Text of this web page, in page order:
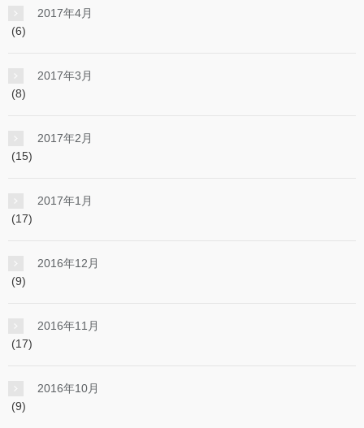
2017年4月
(6)
2017年3月
(8)
2017年2月
(15)
2017年1月
(17)
2016年12月
(9)
2016年11月
(17)
2016年10月
(9)